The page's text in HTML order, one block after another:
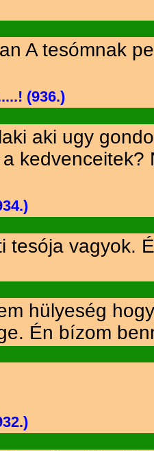
A tesómnak
(936.)
aki ugy
kedvenceitek?
tesója vagyok.
hülyeség
Én bízom